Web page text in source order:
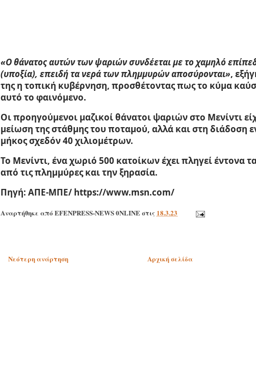
«Ο θάνατος αυτών των ψαριών συνδέεται με το χαμηλό
(υποξία), επειδή τα νερά των πλημμυρών αποσύρονται»,
της η τοπική κυβέρνηση, προσθέτοντας πως το κύμα
αυτό το φαινόμενο.
Οι προηγούμενοι μαζικοί θάνατοι ψαριών στο Μενίντι
μείωση της στάθμης του ποταμού, αλλά και στη διάδοση
μήκος σχεδόν 40 χιλιομέτρων.
Το Μενίντι, ένα χωριό 500 κατοίκων έχει πληγεί έντονα
από τις πλημμύρες και την ξηρασία.
Πηγή: ΑΠΕ-ΜΠΕ/ https://www.msn.com/
Αναρτήθηκε από EFENPRESS-NEWS 0NLINEστις 18.3.23
Νεότερη ανάρτηση Αρχική σελίδα